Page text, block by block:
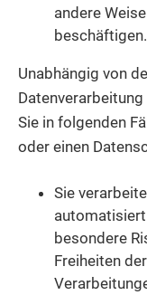
andere
beschäftigen.
Unabhängig von
Sie in folgenden
oder einen
Sie
besondere
Freiheiten